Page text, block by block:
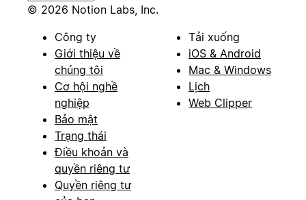
© 2026 Notion Labs, Inc.
Công ty
Giới thiệu về
chúng tôi
Cơ hội nghề
nghiệp
Bảo mật
Trạng thái
Điều khoản và
quyền riêng tư
Quyền riêng tư
Tải xuống
iOS & Android
Mac & Windows
Lịch
Web Clipper